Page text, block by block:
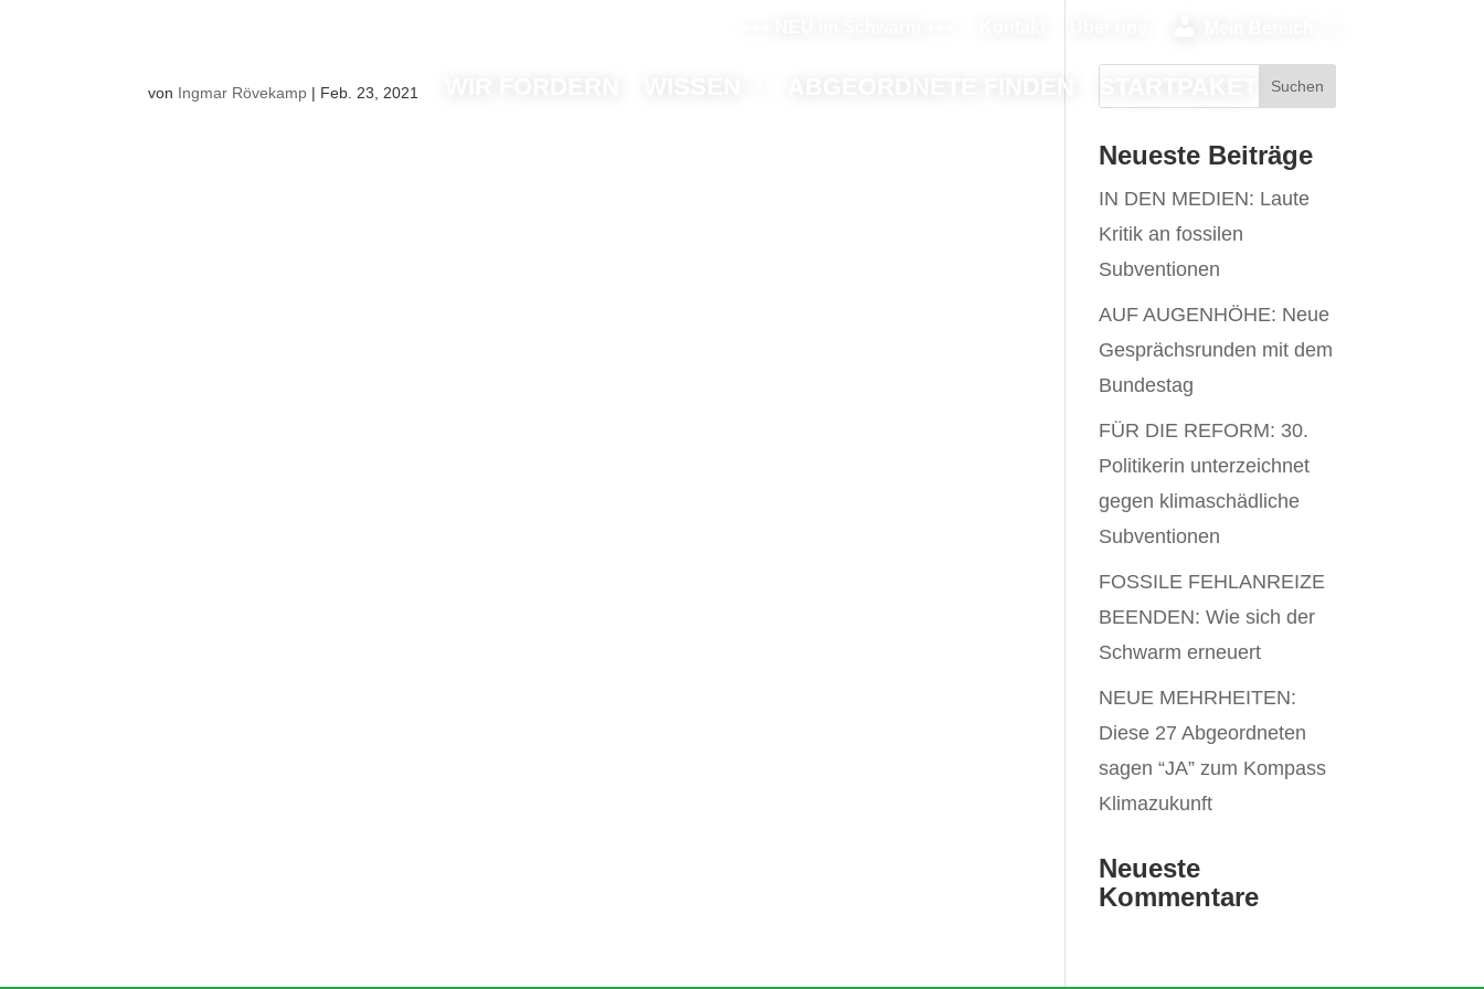
ABGEORDNETE FINDEN
von Ingmar Rövekamp | Feb. 23, 2021
Neueste Beiträge
IN DEN MEDIEN: Laute
Kritik an fossilen
Subventionen
AUF AUGENHÖHE: Neue
Gesprächsrunden mit dem
Bundestag
FÜR DIE REFORM: 30.
Politikerin unterzeichnet
gegen klimaschädliche
Subventionen
FOSSILE FEHLANREIZE
BEENDEN: Wie sich der
Schwarm erneuert
NEUE MEHRHEITEN:
Diese 27 Abgeordneten
sagen “JA” zum Kompass
Klimazukunft
Neueste
Kommentare